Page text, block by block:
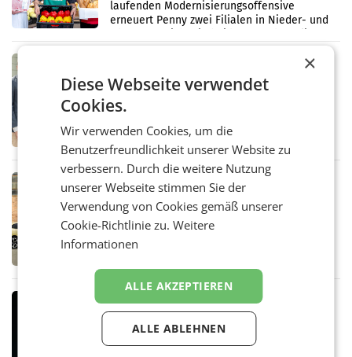
laufenden Modernisierungsoffensive
erneuert Penny zwei Filialen in Nieder- und
in Haag sowie im rund
Alles bereit für den Wechsel: Jürgen
Albrecht setzt ab 1.1.2027 auf Adeg
WIENER NEUDORF. – Die geplante
Vorarlberger Kaufmann Jürgen Albrecht ist
kartellrechtlich freigegeben: Die
Bundeswettbewerbsbehörde und der
Rekordergebnis im Juli: Leapmotor
verdoppelt Auslieferungen und
überschreitet die 100.000er-Marke
wichtigen Meilenstein und lieferte weltweit
Ergebnis gegenüber Juli 2025 mehr als
verdoppelte (+102
Stiftungsrat Lederer wehrt sich in
den SN gegen Vorwürfe
Mehrere Themen beschäftigen derzeit den
×
Diese Webseite verwendet
Cookies.
Wir verwenden Cookies, um die
Benutzerfreundlichkeit unserer Website zu
verbessern. Durch die weitere Nutzung
unserer Webseite stimmen Sie der
Verwendung von Cookies gemäß unserer
Cookie-Richtlinie zu.Weitere
Informationen
ALLE AKZEPTIEREN
ALLE ABLEHNEN